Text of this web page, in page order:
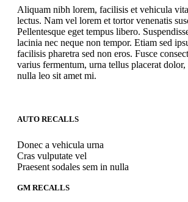
Aliquam nibh lorem, facilisis et vehicula
lectus. Nam vel lorem et tortor venenatis
Pellentesque eget tempus libero.
lacinia nec neque non tempor. Etiam sed
facilisis pharetra sed non eros. Fusce
varius fermentum, urna tellus placerat dolor,
nulla leo sit amet mi.
AUTO RECALLS
Donec a vehicula urna
Cras vulputate vel
Praesent sodales sem in nulla
GM RECALLS